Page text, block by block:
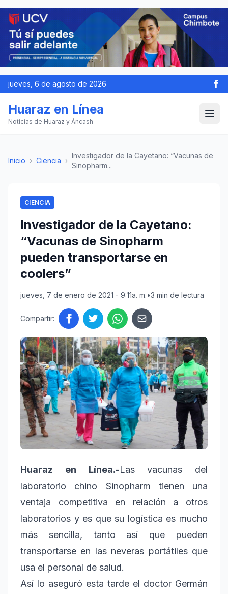
jueves, 6 de agosto de 2026
Huaraz en Línea
Noticias de Huaraz y Áncash
Inicio › Ciencia ›
Investigador de la Cayetano: “Vacunas de
Sinopharm...
CIENCIA
Investigador de la Cayetano:
“Vacunas de Sinopharm
pueden transportarse en
coolers”
jueves, 7 de enero de 2021 - 9:11a. m.•3 min de lectura
Compartir:
Huaraz en Línea.-Las vacunas del
laboratorio chino Sinopharm tienen una
ventaja competitiva en relación a otros
laboratorios y es que su logística es mucho
más sencilla, tanto así que pueden
transportarse en las neveras portátiles que
usa el personal de salud.
Así lo aseguró esta tarde el doctor Germán